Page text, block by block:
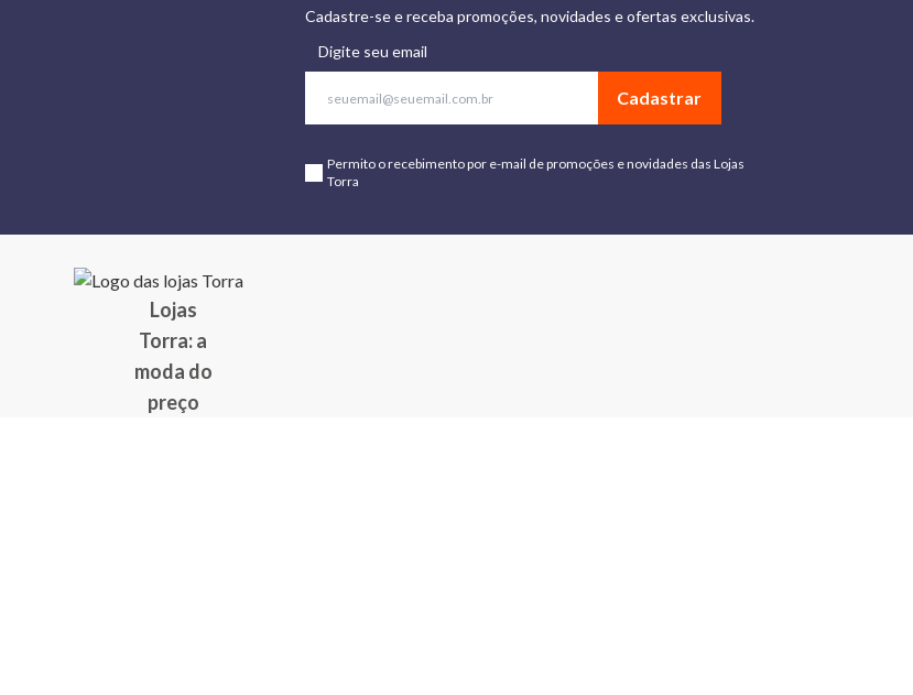
Cadastre-se e receba promoções, novidades e ofertas exclusivas.
Digite seu email
Cadastrar
Permito o recebimento por e-mail de promoções e novidades das Lojas
Torra
Lojas
Torra: a
moda do
preço